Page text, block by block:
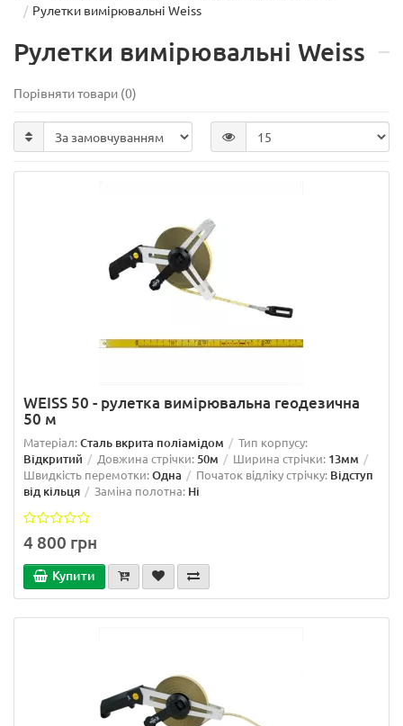
Рулетки вимірювальні Weiss
Рулетки вимірювальні Weiss
Порівняти товари (0)
WEISS 50 - рулетка вимірювальна геодезична
50 м
Матеріал:Сталь вкрита поліамідом Тип корпусу:
Відкритий Довжина стрічки: 50м Ширина стрічки: 13мм
Швидкість перемотки:Одна Початок відліку стрічку: Відступ
від кільця
Заміна полотна: Ні
4 800 грн
Купити